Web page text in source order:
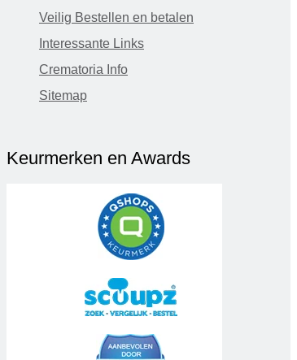
Veilig Bestellen en betalen
Interessante Links
Crematoria Info
Sitemap
Keurmerken en Awards